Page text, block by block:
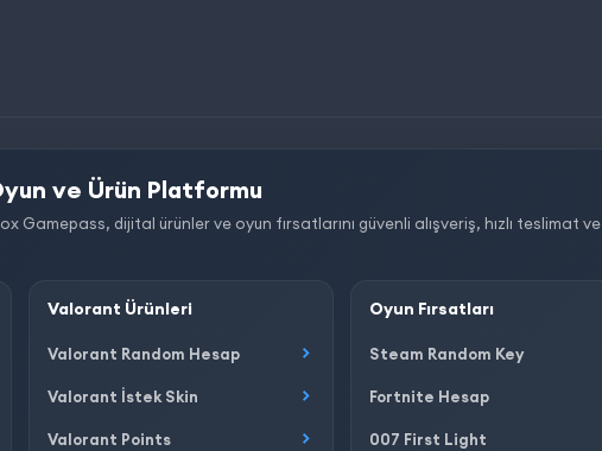
ve Ürün Platformu
Gamepass, dijital ürünler ve oyun fırsatlarını güvenli alışveriş, hızlı teslimat ve
Valorant Ürünleri
Valorant Random Hesap
Valorant İstek Skin
Valorant Points
Oyun Fırsatları
Steam Random Key
Fortnite Hesap
007 First Light